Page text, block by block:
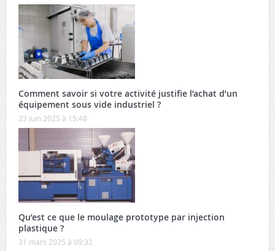
Comment savoir si votre activité justifie l’achat d’un
équipement sous vide industriel ?
23 juin 2025 à 15:48
Qu’est ce que le moulage prototype par injection
plastique ?
31 mars 2025 à 09:32